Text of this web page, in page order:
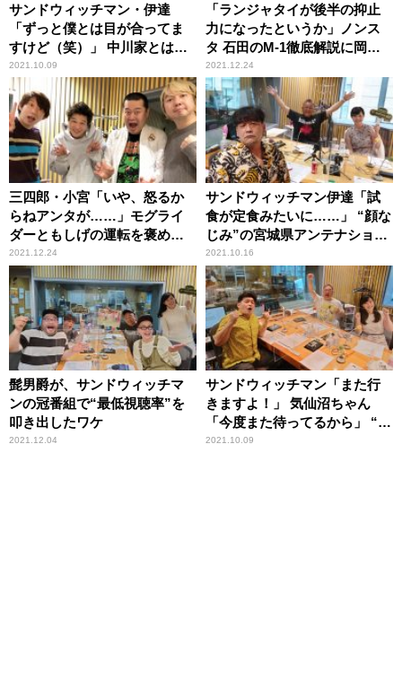
サンドウィッチマン・伊達
「ずっと僕とは目が合ってま
すけど（笑）」 中川家とは照
れて目が合わせられないとい
う女性アナの告白にツッコミ
2021.10.09
「ランジャタイが後半の抑止
力になったというか」ノンス
タ 石田のM-1徹底解説に岡
村・矢部が感服
2021.12.24
三四郎・小宮「いや、怒るか
らねアンタが……」モグライ
ダーともしげの運転を褒める
理由語る
2021.12.24
サンドウィッチマン伊達「試
食が定食みたいに……」 “顔な
じみ”の宮城県アンテナショッ
プで受けた手厚い接客
2021.10.16
髭男爵が、サンドウィッチマ
ンの冠番組で“最低視聴率”を
叩き出したワケ
2021.12.04
サンドウィッチマン「また行
きますよ！」 気仙沼ちゃん
「今度また待ってるから」 “東
北愛”トークが炸裂
2021.10.09